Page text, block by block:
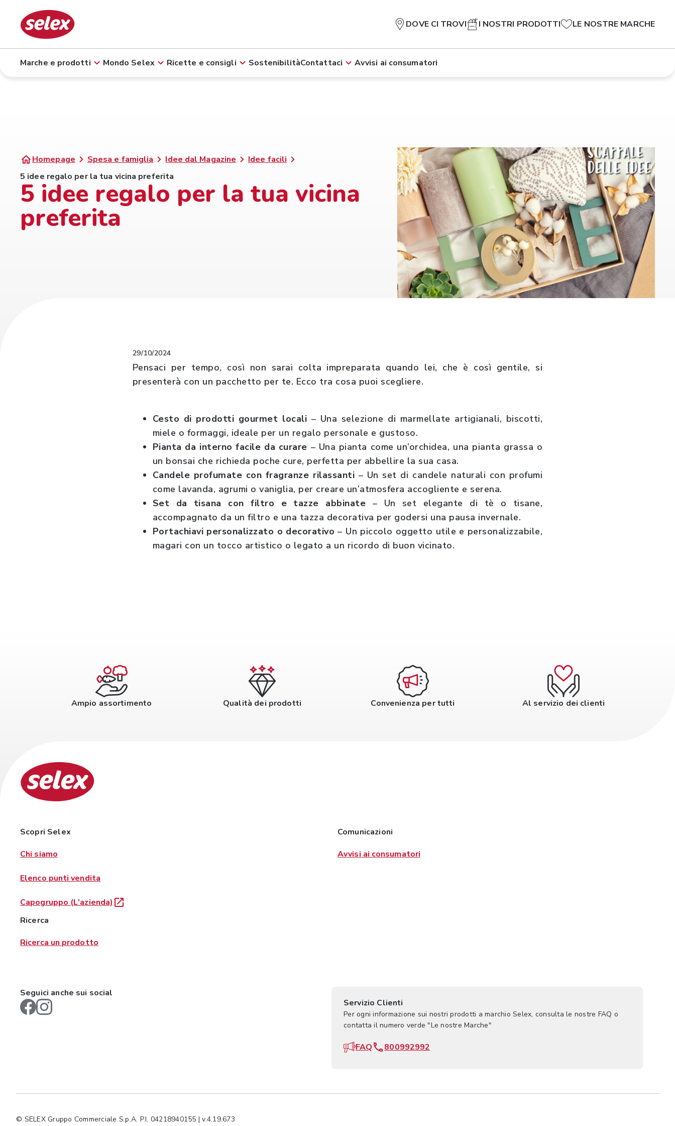
DOVE CI TROVI I NOSTRI PRODOTTI LE NOSTRE MARCHE
Marche e prodotti Mondo Selex Ricette e consigli SostenibilitàContattaci Avvisi ai consumatori
Homepage Spesa e famiglia Idee dal Magazine
Idee facili
5 idee regalo per la tua vicina preferita
5 idee regalo per la tua vicina
preferita
29/10/2024
Pensaci per tempo, così non sarai colta impreparata quando lei, che è così gentile, si
presenterà con un pacchetto per te. Ecco tra cosa puoi scegliere.
Cesto di prodotti gourmet locali – Una selezione di marmellate artigianali, biscotti,
miele o formaggi, ideale per un regalo personale e gustoso.
Pianta da interno facile da curare – Una pianta come un’orchidea, una pianta grassa o
un bonsai che richieda poche cure, perfetta per abbellire la sua casa.
Candele profumate con fragranze rilassanti – Un set di candele naturali con profumi
come lavanda, agrumi o vaniglia, per creare un’atmosfera accogliente e serena.
Set da tisana con filtro e tazze abbinate – Un set elegante di tè o tisane,
accompagnato da un filtro e una tazza decorativa per godersi una pausa invernale.
Portachiavi personalizzato o decorativo – Un piccolo oggetto utile e personalizzabile,
magari con un tocco artistico o legato a un ricordo di buon vicinato.
Ampio assortimento Qualità dei prodotti Convenienza per tutti Al servizio dei clienti
Scopri Selex
Chi siamo
Elenco punti vendita
Capogruppo (L'azienda)
Comunicazioni
Avvisi ai consumatori
Ricerca
Ricerca un prodotto
Seguici anche sui social
Servizio Clienti
Per ogni informazione sui nostri prodotti a marchio Selex, consulta le nostre FAQ o
contatta il numero verde "Le nostre Marche"
FAQ 800992992
© SELEX Gruppo Commerciale S.p.A. P.I. 04218940155 | v.4.19.673